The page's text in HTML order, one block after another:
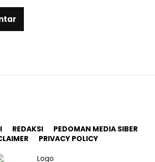
REDAKSI
PEDOMAN MEDIA SIBER
PRIVACY POLICY